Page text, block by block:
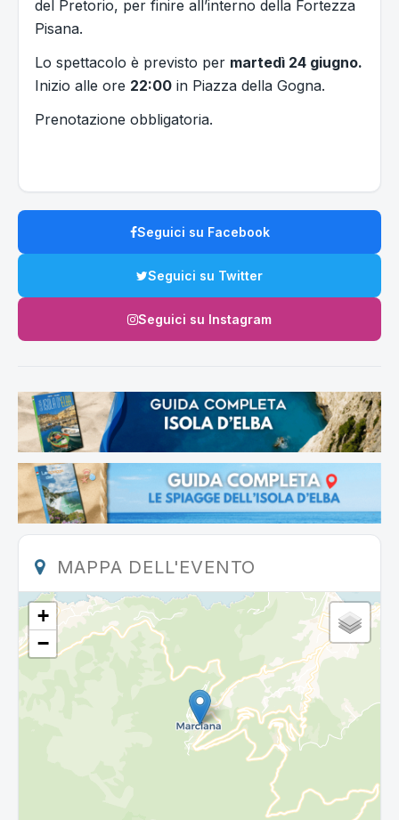
del Pretorio, per finire all’interno della Fortezza
Pisana.
Lo spettacolo è previsto per martedì 24 giugno.
Inizio alle ore 22:00 in Piazza della Gogna.
Prenotazione obbligatoria.
Seguici su Facebook
Seguici su Twitter
Seguici su Instagram
MAPPA DELL'EVENTO
+
−